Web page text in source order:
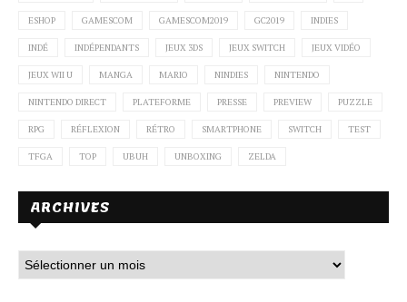
ESHOP GAMESCOM GAMESCOM2019 GC2019 INDIES
INDÉ INDÉPENDANTS JEUX 3DS JEUX SWITCH JEUX VIDÉO
JEUX WII U MANGA MARIO NINDIES NINTENDO
NINTENDO DIRECT PLATEFORME PRESSE PREVIEW PUZZLE
RPG RÉFLEXION RÉTRO SMARTPHONE SWITCH TEST
TFGA TOP UBUH UNBOXING ZELDA
ARCHIVES